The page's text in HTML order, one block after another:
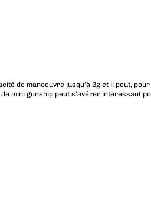
de manoeuvre jusqu’à 3g et il peut,
mini gunship peut s’avérer intéressant